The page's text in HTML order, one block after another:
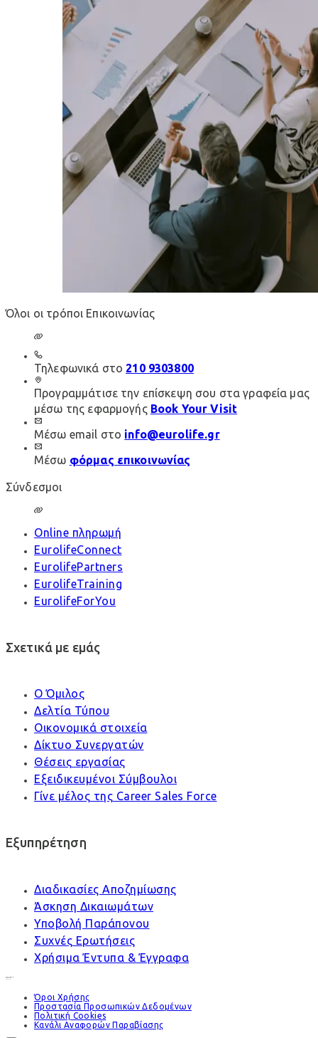
Όλοι οι τρόποι Επικοινωνίας
Τηλεφωνικά στο 210 9303800
Προγραμμάτισε την επίσκεψη σου στα γραφεία μας
μέσω της εφαρμογής Book Your Visit
Μέσω email στο info@eurolife.gr
Μέσω φόρμας επικοινωνίας
Σύνδεσμοι
Online πληρωμή
EurolifeConnect
EurolifePartners
EurolifeTraining
EurolifeForYou
Σχετικά με εμάς
Ο Όμιλος
Δελτία Τύπου
Οικονομικά στοιχεία
Δίκτυο Συνεργατών
Θέσεις εργασίας
Εξειδικευμένοι Σύμβουλοι
Γίνε μέλος της Career Sales Force
Εξυπηρέτηση
Διαδικασίες Αποζημίωσης
Άσκηση Δικαιωμάτων
Υποβολή Παράπονου
Συχνές Ερωτήσεις
Χρήσιμα Έντυπα & Έγγραφα
Όροι Χρήσης
Προστασία Προσωπικών Δεδομένων
Πολιτική Cookies
Κανάλι Αναφορών Παραβίασης